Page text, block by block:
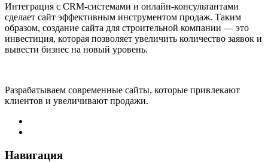
Интеграция с CRM-системами и онлайн-консультантами
сделает сайт эффективным инструментом продаж. Таким
образом, создание сайта для строительной компании — это
инвестиция, которая позволяет увеличить количество заявок и
вывести бизнес на новый уровень.
Разрабатываем современные сайты, которые привлекают
клиентов и увеличивают продажи.
Навигация